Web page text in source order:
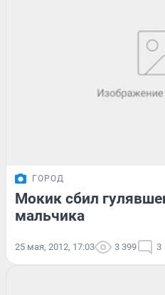
ГОРОД
Мокик сбил
мальчика
25 мая, 2012, 17:03 3 399 3